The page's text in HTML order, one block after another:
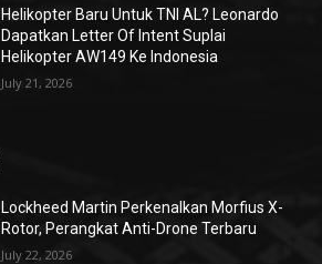
Helikopter Baru Untuk TNI AL? Leonardo
Dapatkan Letter Of Intent Suplai
Helikopter AW149 Ke Indonesia
July 21, 2026
Lockheed Martin Perkenalkan Morfius X-
Rotor, Perangkat Anti-Drone Terbaru
July 22, 2026